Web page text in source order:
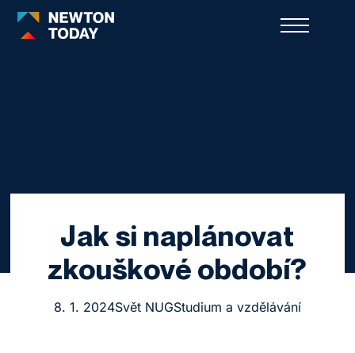
Jak si naplánovat
zkouškové období?
8. 1. 2024Svět NUGStudium a vzdělávání